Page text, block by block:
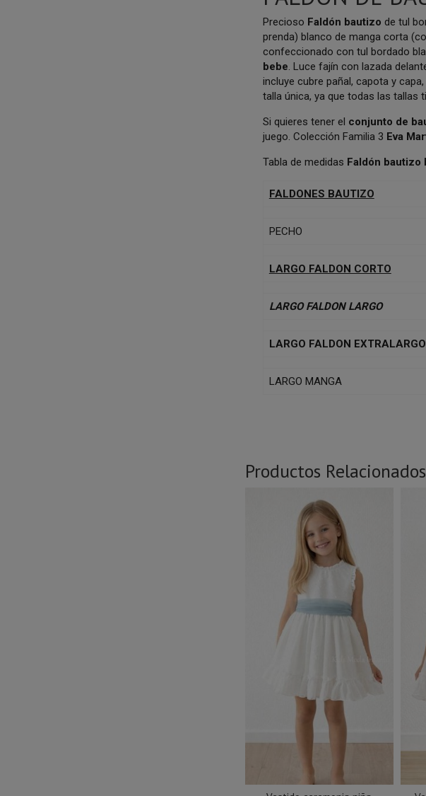
Precioso Faldón bautizode tul
prenda) blanco de manga corta
confeccionado con tul bordado
bebe . Luce fajín con lazada
incluye cubre pañal, capota y
talla única, ya que todas las tallas
Si quieres tener el conjunto de
juego. Colección Familia 3 Eva
Tabla de medidas Faldón bautizo
FALDONES BAUTIZO
PECHO
LARGO FALDON CORTO
LARGO FALDON LARGO
LARGO FALDON EXTRALARGO
LARGO MANGA
Productos Relacionados